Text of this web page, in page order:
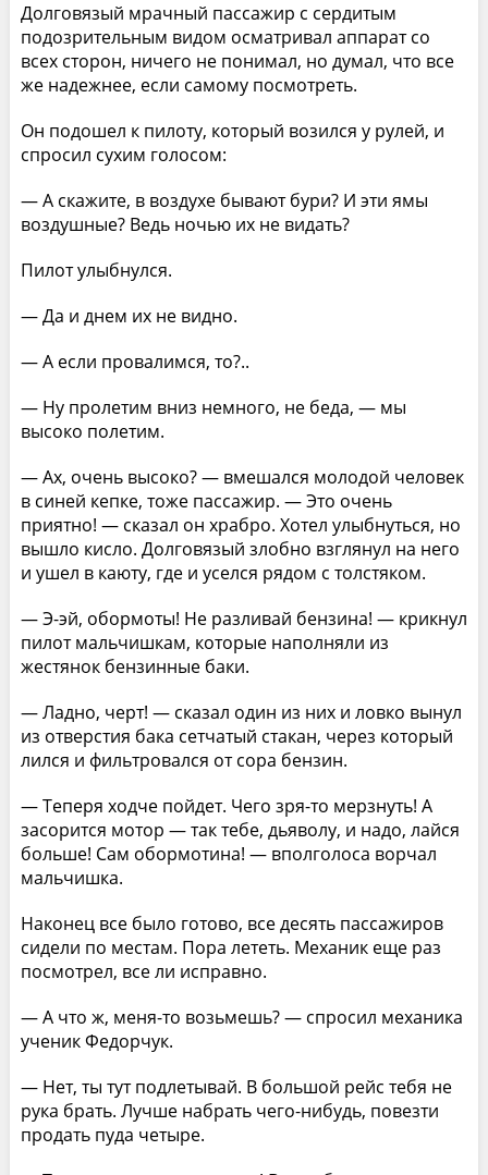
Долговязый мрачный пассажир с сердитым
подозрительным видом осматривал аппарат со
всех сторон, ничего не понимал, но думал, что все
же надежнее, если самому посмотреть.
Он подошел к пилоту, который возился у рулей, и
спросил сухим голосом:
— А скажите, в воздухе бывают бури? И эти ямы
воздушные? Ведь ночью их не видать?
Пилот улыбнулся.
— Да и днем их не видно.
— А если провалимся, то?..
— Ну пролетим вниз немного, не беда, — мы
высоко полетим.
— Ах, очень высоко? — вмешался молодой человек
в синей кепке, тоже пассажир. — Это очень
приятно! — сказал он храбро. Хотел улыбнуться, но
вышло кисло. Долговязый злобно взглянул на него
и ушел в каюту, где и уселся рядом с толстяком.
— Э-эй, обормоты! Не разливай бензина! — крикнул
пилот мальчишкам, которые наполняли из
жестянок бензинные баки.
— Ладно, черт! — сказал один из них и ловко вынул
из отверстия бака сетчатый стакан, через который
лился и фильтровался от сора бензин.
— Теперя ходче пойдет. Чего зря-то мерзнуть! А
засорится мотор — так тебе, дьяволу, и надо, лайся
больше! Сам обормотина! — вполголоса ворчал
мальчишка.
Наконец все было готово, все десять пассажиров
сидели по местам. Пора лететь. Механик еще раз
посмотрел, все ли исправно.
— А что ж, меня-то возьмешь? — спросил механика
ученик Федорчук.
— Нет, ты тут подлетывай. В большой рейс тебя не
рука брать. Лучше набрать чего-нибудь, повезти
продать пуда четыре.